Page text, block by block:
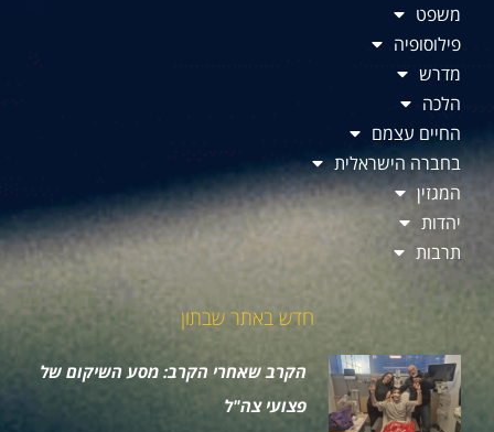
משפט
פילוסופיה
מדרש
הלכה
החיים עצמם
בחברה הישראלית
המגזין
יהדות
תרבות
חדש באתר שבתון
הקרב שאחרי הקרב: מסע השיקום של
פצועי צה"ל